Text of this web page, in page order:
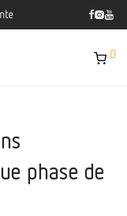
0
phase de